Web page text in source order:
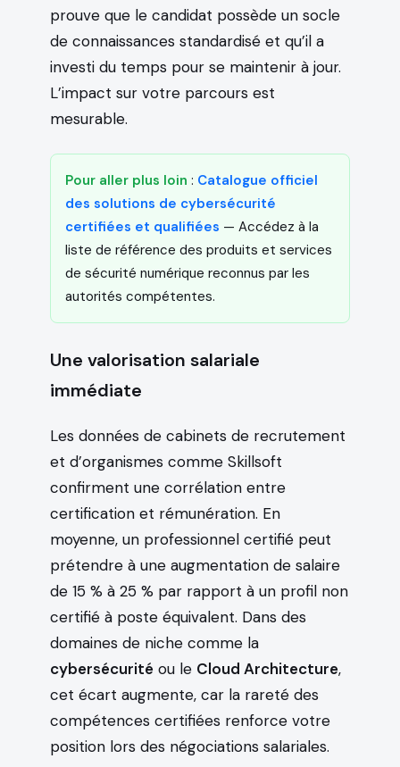
prouve que le candidat possède un socle
de connaissances standardisé et qu’il a
investi du temps pour se maintenir à jour.
L’impact sur votre parcours est
mesurable.
Pour aller plus loin : Catalogue officiel
des solutions de cybersécurité
certifiées et qualifiées — Accédez à la
liste de référence des produits et services
de sécurité numérique reconnus par les
autorités compétentes.
Une valorisation salariale
immédiate
Les données de cabinets de recrutement
et d’organismes comme Skillsoft
confirment une corrélation entre
certification et rémunération. En
moyenne, un professionnel certifié peut
prétendre à une augmentation de salaire
de 15 % à 25 % par rapport à un profil non
certifié à poste équivalent. Dans des
domaines de niche comme la
cybersécurité ou le Cloud Architecture,
cet écart augmente, car la rareté des
compétences certifiées renforce votre
position lors des négociations salariales.